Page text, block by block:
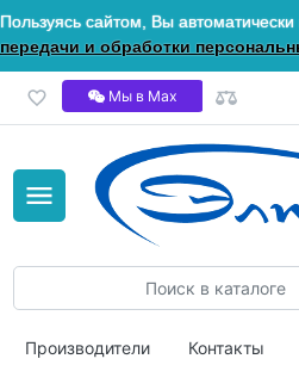
Пользуясь сайтом, Вы
передачи и обработки
Мы в Мах
Производители Контакты